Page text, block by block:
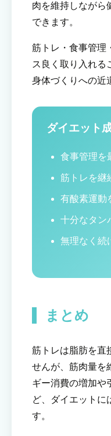
肉を維持しながら
できます。
筋トレ・食事管理
ス良く取り入れる
身体づくりへの近
ダイエット
食事管理を
筋トレを継
有酸素運動
十分なタン
無理なく続
まとめ
筋トレは脂肪を直
せんが、筋肉量を
ギー消費の増加や
ど、ダイエットに
す。